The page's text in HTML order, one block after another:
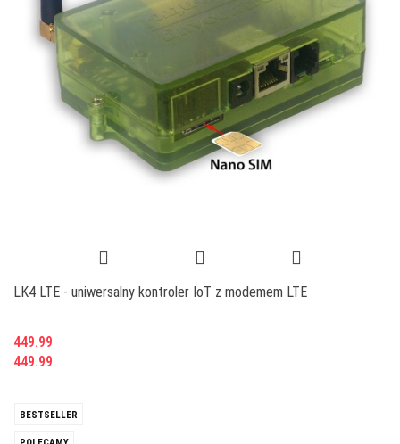
LK4 LTE - uniwersalny kontroler IoT z modemem LTE
449.99
449.99
BESTSELLER